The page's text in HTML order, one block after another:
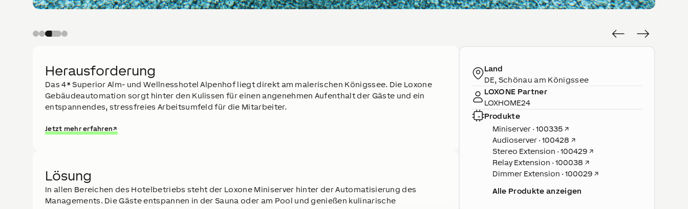
Herausforderung
Das 4* Superior Alm- und Wellnesshotel Alpenhof liegt direkt am malerischen Königssee. Die Loxone
Gebäudeautomation sorgt hinter den Kulissen für einen angenehmen Aufenthalt der Gäste und ein
entspannendes, stressfreies Arbeitsumfeld für die Mitarbeiter.
Jetzt mehr erfahren↗
Lösung
In allen Bereichen des Hotelbetriebs steht der Loxone Miniserver hinter der Automatisierung des
Managements. Die Gäste entspannen in der Sauna oder am Pool und genießen kulinarische
Land
DE, Schönau am Königssee
LOXONE Partner
LOXHOME24
Produkte
Miniserver · 100335↗
Audioserver · 100428 ↗
Stereo Extension · 100429↗
Relay Extension · 100038 ↗
Dimmer Extension · 100029↗
Alle Produkte anzeigen